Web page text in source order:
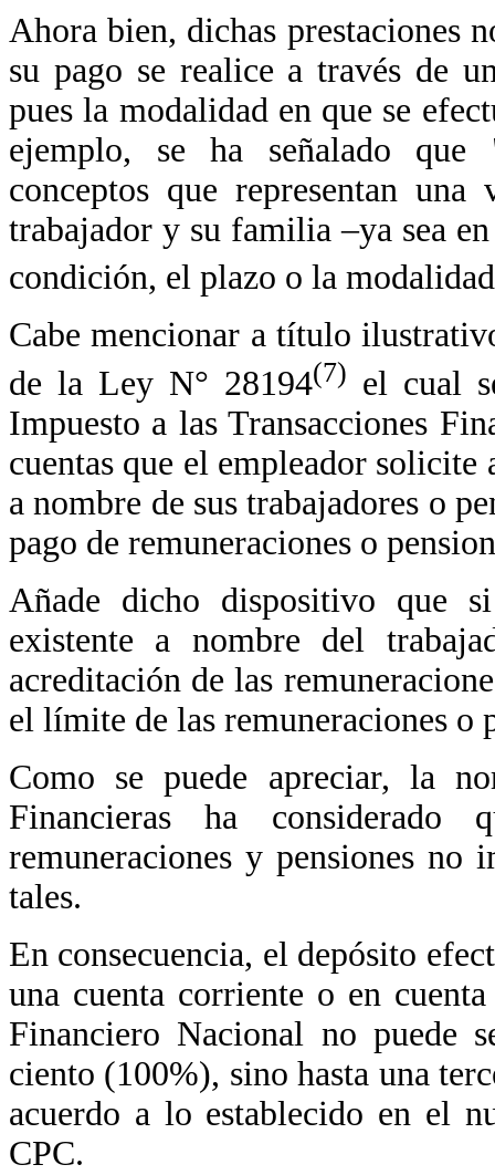
Ahora bien, dichas prestaciones
su pago se realice a través de
pues la modalidad en que se
ejemplo, se ha señalado que
conceptos que representan
trabajador y su familia –ya sea
condición, el plazo o la
Cabe mencionar a título
de la Ley N° 28194(7) el cual
Impuesto a las Transacciones
cuentas que el empleador
a nombre de sus trabajadores o
pago de remuneraciones o
Añade dicho dispositivo que
existente a nombre del
acreditación de las
el límite de las remuneraciones o
Como se puede apreciar, la
Financieras ha
remuneraciones y pensiones no
tales.
En consecuencia, el depósito
una cuenta corriente o en
Financiero Nacional no puede
ciento (100%), sino hasta una
acuerdo a lo establecido en el
CPC.